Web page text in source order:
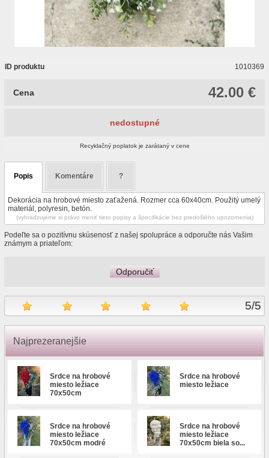
Podeľte sa o pozitívnu skúsenosť z našej spolupráce a odporučte nás Vašim
známym a priateľom:
Odporučiť
5/5
Najprezeranejšie
Srdce na hrobové
miesto ležiace
70x50cm
Srdce na hrobové
miesto ležiace
Srdce na hrobové
miesto ležiace
70x50cm modré
Srdce na hrobové
miesto ležiace
70x50cm biela so...
ID produktu 1010369
42.00 €
Cena
nedostupné
Recyklačný poplatok je zarátaný v cene
Popis Komentáre ?
Dekorácia na hrobové miesto zaťažená. Rozmer cca 60x40cm. Použitý umelý
materiál, polyresin, betón.
(vyhradzujeme si právo meniť tieto popisy a špecifikácie bez predošlého upozornenia)